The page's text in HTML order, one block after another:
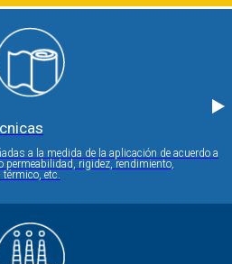
a la medida de la aplicación de acuerdo a
permeabilidad, rigidez, rendimiento,
etc.